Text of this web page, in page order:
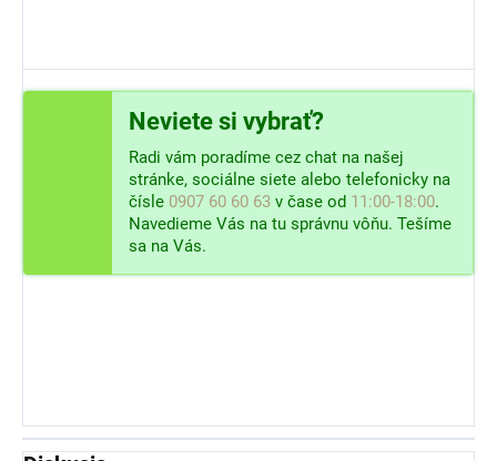
Neviete si vybrať?
Radi vám poradíme cez chat na našej
stránke, sociálne siete alebo telefonicky na
čísle 0907 60 60 63 v čase od 11:00-18:00.
Navedieme Vás na tu správnu vôňu. Tešíme
sa na Vás.